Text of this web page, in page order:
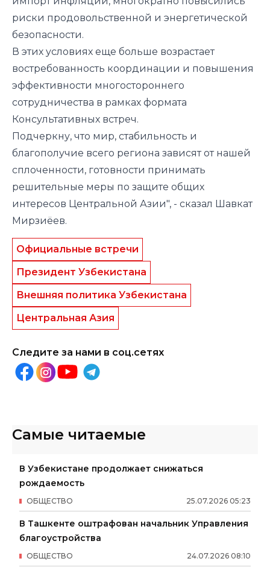
риски продовольственной и энергетической
безопасности.
В этих условиях еще больше возрастает
востребованность координации и повышения
эффективности многостороннего
сотрудничества в рамках формата
Консультативных встреч.
Подчеркну, что мир, стабильность и
благополучие всего региона зависят от нашей
сплоченности, готовности принимать
решительные меры по защите общих
интересов Центральной Азии", - сказал Шавкат
Мирзиёев.
Официальные встречи
Президент Узбекистана
Внешняя политика Узбекистана
Центральная Азия
Следите за нами в соц.сетях
Самые читаемые
В Узбекистане продолжает снижаться
рождаемость
25.07.2026 05:23
ОБЩЕСТВО
В Ташкенте оштрафован начальник Управления
благоустройства
24.07.2026 08:10
ОБЩЕСТВО